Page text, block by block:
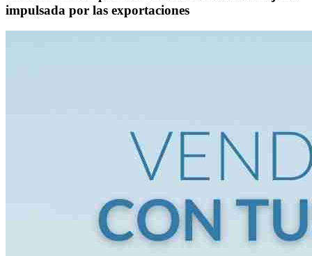
impulsada por las exportaciones